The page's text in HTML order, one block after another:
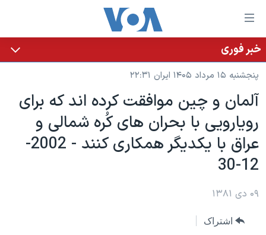
لینکهای
قابل
دسترسی
جهش
محتوای
اصلی
جهش
به
صفحه
جهش
خانه
نسخه سبک وب‌سایت
موضوع ها
ایران
آمریکا
جهان
ورزشی
برنامه های تلویزیونی
جدول برنامه ها
صفحه‌های ویژه
جام جهانی ۲۰۲۶
فرکانس‌های صدای آمریکا
پخش رادیویی
خبر فوری
پنجشنبه ۱۵ مرداد ۱۴۰۵ ایران ۲۲:۳۱
آلمان و چين موافقت کرده اند که برای
رويارويی با بحران های کُره شمالی و
عراق با يکديگر همکاری کنند - 2002-
12-30
۰۹ دی ۱۳۸۱
اشتراک